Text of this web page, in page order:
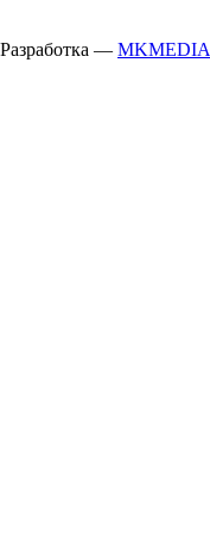
Разработка — MKMEDIA